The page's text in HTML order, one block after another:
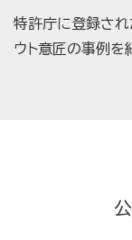
特許庁に登録され
ウト意匠の事例を